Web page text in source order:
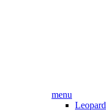
menu
Leopard